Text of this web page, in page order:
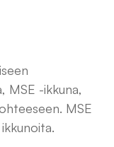
MSE -ikkuna,
MSE